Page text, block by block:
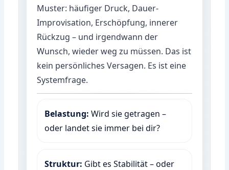
Muster: häufiger Druck, Dauer-
Improvisation, Erschöpfung, innerer
Rückzug – und irgendwann der
Wunsch, wieder weg zu müssen. Das ist
kein persönliches Versagen. Es ist eine
Systemfrage.
Belastung: Wird sie getragen –
oder landet sie immer bei dir?
Struktur: Gibt es Stabilität – oder